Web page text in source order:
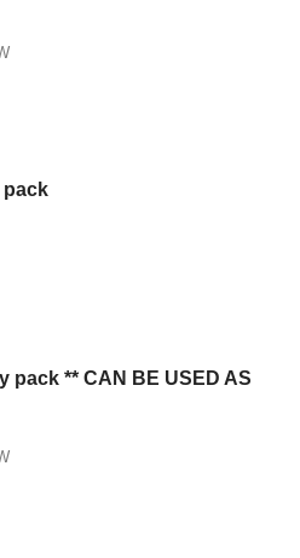
pack
pack ** CAN BE USED AS